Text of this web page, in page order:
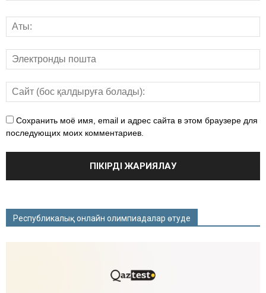
Сохранить моё имя, email и адрес сайта в этом браузере для
последующих моих комментариев.
Республикалық онлайн олимпиадалар өтуде